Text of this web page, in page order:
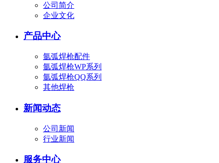
公司简介
企业文化
产品中心
氩弧焊枪配件
氩弧焊枪WP系列
氩弧焊枪QQ系列
其他焊枪
新闻动态
公司新闻
行业新闻
服务中心